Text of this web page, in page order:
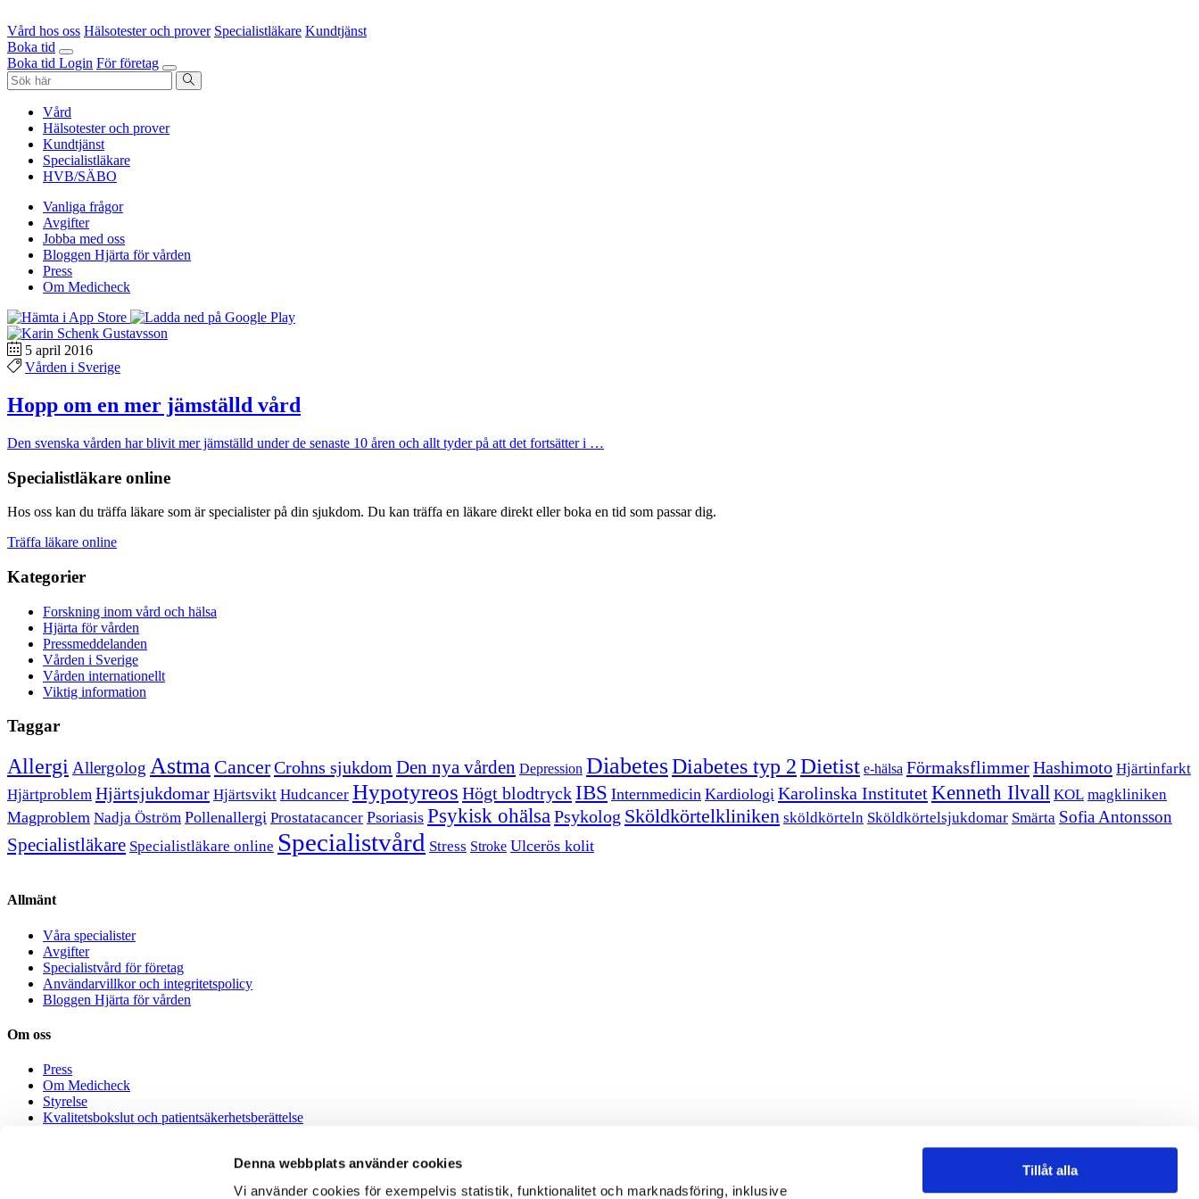
Denna webbplats använder cookies
Vi använder cookies för exempelvis statistik, funktionalitet och marknadsföring, inklusive
Tillåt alla
Vård hos oss Hälsotester och prover Specialistläkare Kundtjänst
Boka tid
Boka tid Login För företag
Vård
Hälsotester och prover
Kundtjänst
Specialistläkare
HVB/SÄBO
Vanliga frågor
Avgifter
Jobba med oss
Bloggen Hjärta för vården
Press
Om Medicheck
5 april 2016
Vården i Sverige
Hopp om en mer jämställd vård
Den svenska vården har blivit mer jämställd under de senaste 10 åren och allt tyder på att det fortsätter i …
Specialistläkare online
Hos oss kan du träffa läkare som är specialister på din sjukdom. Du kan träffa en läkare direkt eller boka en tid som passar dig.
Träffa läkare online
Kategorier
Forskning inom vård och hälsa
Hjärta för vården
Pressmeddelanden
Vården i Sverige
Vården internationellt
Viktig information
Taggar
Allergi Allergolog Astma CancerCrohns sjukdom Den nya vården Depression DiabetesDiabetes typ 2Dietist e-hälsa FörmaksflimmerHashimoto Hjärtinfarkt
Hjärtproblem Hjärtsjukdomar Hjärtsvikt Hudcancer Hypotyreos Högt blodtryckIBS Internmedicin Kardiologi Karolinska InstitutetKenneth Ilvall KOL magkliniken
Magproblem Nadja Öström Pollenallergi Prostatacancer Psoriasis Psykisk ohälsaPsykolog Sköldkörtelkliniken sköldkörteln Sköldkörtelsjukdomar Smärta Sofia Antonsson
Specialistläkare Specialistläkare online Specialistvård Stress Stroke Ulcerös kolit
Allmänt
Våra specialister
Avgifter
Specialistvård för företag
Användarvillkor och integritetspolicy
Bloggen Hjärta för vården
Om oss
Press
Om Medicheck
Styrelse
Kvalitetsbokslut och patientsäkerhetsberättelse